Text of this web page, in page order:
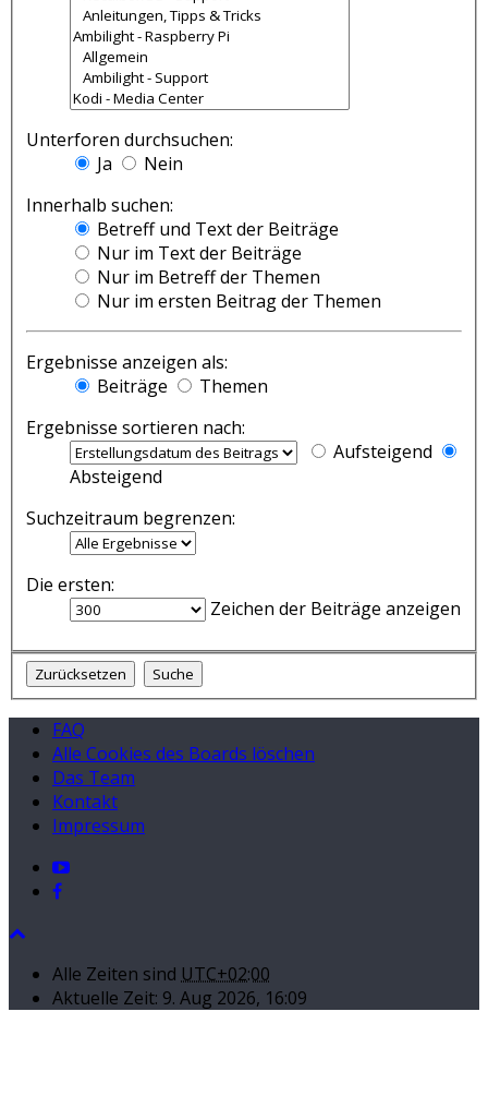
Unterforen durchsuchen:
Ja
Nein
Innerhalb suchen:
Betreff und Text der Beiträge
Nur im Text der Beiträge
Nur im Betreff der Themen
Nur im ersten Beitrag der Themen
Ergebnisse anzeigen als:
Beiträge
Themen
Ergebnisse sortieren nach:
Aufsteigend
Absteigend
Suchzeitraum begrenzen:
Die ersten:
Zeichen der Beiträge anzeigen
FAQ
Alle Cookies des Boards löschen
Das Team
Kontakt
Impressum
Alle Zeiten sind UTC+02:00
Aktuelle Zeit: 9. Aug 2026, 16:09